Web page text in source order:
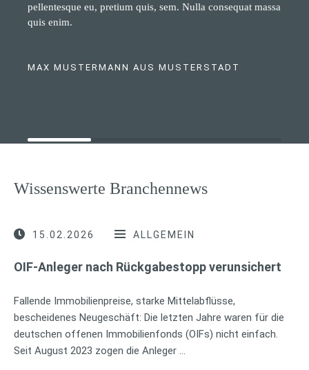
pellentesque eu, pretium quis, sem. Nulla consequat massa
quis enim.
MAX MUSTERMANN AUS MUSTERSTADT
Wissenswerte Branchennews
15.02.2026 ALLGEMEIN
OIF-Anleger nach Rückgabestopp verunsichert
Fallende Immobilienpreise, starke Mittelabflüsse,
bescheidenes Neugeschäft: Die letzten Jahre waren für die
deutschen offenen Immobilienfonds (OIFs) nicht einfach.
Seit August 2023 zogen die Anleger …